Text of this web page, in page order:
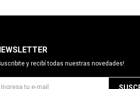
y recibí todas nuestras novedades!